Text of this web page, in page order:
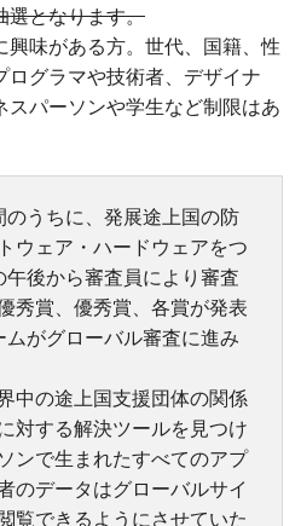
選となります。
味がある方。世代、国籍、性
ログラマや技術者、デザイナ
パーソンや学生など制限はあ
うちに、発展途上国の防
ウェア・ハードウェアをつ
後から審査員により審査
秀賞、優秀賞、各賞が発表
がグローバル審査に進み
中の途上国支援団体の関係
対する解決ツールを見つけ
ンで生まれたすべてのアプ
のデータはグローバルサイ
覧できるようにさせていた